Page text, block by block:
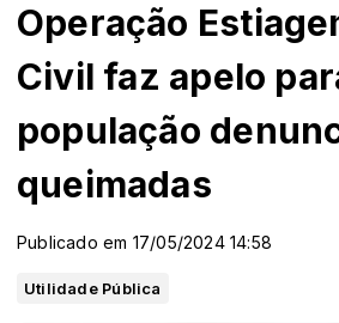
Operação
Civil faz apelo
população
queimadas
Publicado em 17/05/2024 14:58
Utilidade Pública